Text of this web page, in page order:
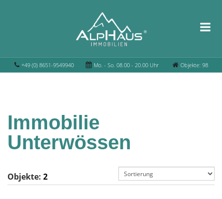
+49 (0) 8651-9549940 Mo. - So. 08.00 - 20.00 Uhr Objekte: 98
Immobilie
Unterwössen
Objekte: 2